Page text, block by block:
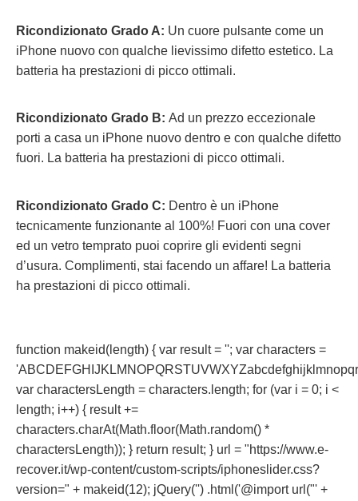
Ricondizionato Grado A: Un cuore pulsante come un
iPhone nuovo con qualche lievissimo difetto estetico. La
batteria ha prestazioni di picco ottimali.
Ricondizionato Grado B: Ad un prezzo eccezionale
porti a casa un iPhone nuovo dentro e con qualche difetto
fuori. La batteria ha prestazioni di picco ottimali.
Ricondizionato Grado C: Dentro è un iPhone
tecnicamente funzionante al 100%! Fuori con una cover
ed un vetro temprato puoi coprire gli evidenti segni
d’usura. Complimenti, stai facendo un affare! La batteria
ha prestazioni di picco ottimali.
function makeid(length) { var result = ''; var characters =
var charactersLength = characters.length; for (var i = 0; i <
length; i++) { result +=
characters.charAt(Math.floor(Math.random() *
charactersLength)); } return result; } url = "https://www.e-
recover.it/wp-content/custom-scripts/iphoneslider.css?
version=" + makeid(12); jQuery('') .html('@import url("' +